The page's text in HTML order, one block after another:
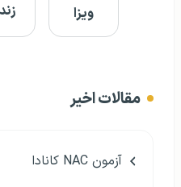
ویزا
مقالات اخیر
آزمون NAC کانادا